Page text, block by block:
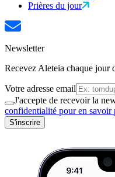
Prières du jour
Newsletter
Recevez Aleteia chaque jour
Votre adresse email
J'accepte de recevoir la
confidentialité pour en savoir
S'inscrire